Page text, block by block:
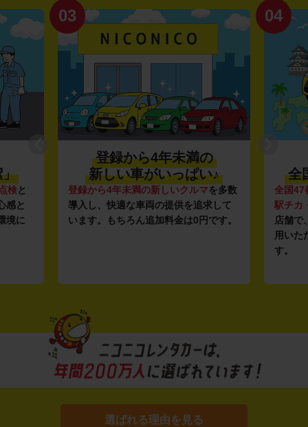
」
検と
感と
境に
03
登録から4年未満の
新しい車がいっぱい♪
登録から4年未満の新しいクルマを多数
導入し、快適な車両の提供を追求して
います。もちろん追加料金は0円です。
04
全
全国47
駅チカ
店舗で
用いた
す。
選ばれる理由を見る